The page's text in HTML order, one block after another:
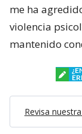
me ha
violencia
mantenido
Revisa